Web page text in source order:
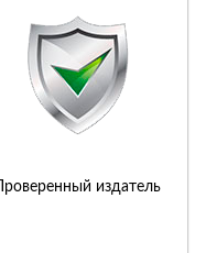
Проверенный издатель